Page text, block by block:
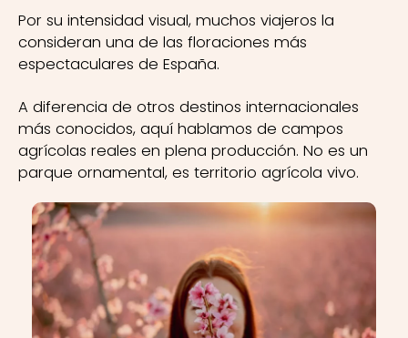
Por su intensidad visual, muchos viajeros la
consideran una de las floraciones más
espectaculares de España.
A diferencia de otros destinos internacionales
más conocidos, aquí hablamos de campos
agrícolas reales en plena producción. No es un
parque ornamental, es territorio agrícola vivo.